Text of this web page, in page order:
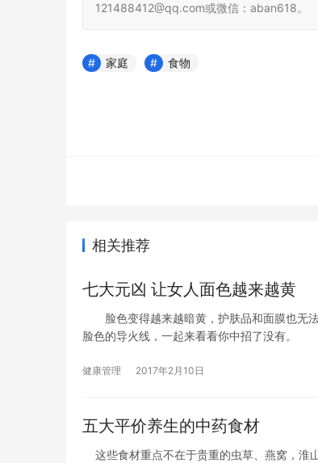
121488412@qq.com或微信：aban618。
家庭 食物
相关推荐
七大元凶 让女人面色越来越黄
脸色变得越来越暗黄，护肤品和面膜也无法
脸色的导火线，一起来看看你中招了没有。
健康管理 2017年2月10日
五大平价养生的中药食材
这些食材重点不在于贵重的虫草、燕窝，淮